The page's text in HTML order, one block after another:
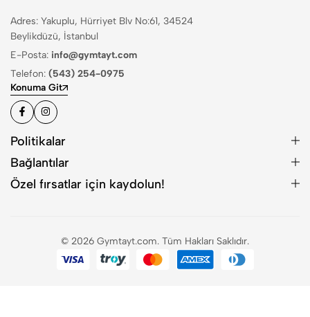
Adres: Yakuplu, Hürriyet Blv No:61, 34524
Beylikdüzü, İstanbul
E-Posta: info@gymtayt.com
Telefon: (543) 254-0975
Konuma Git
Politikalar
Bağlantılar
Özel fırsatlar için kaydolun!
© 2026 Gymtayt.com. Tüm Hakları Saklıdır.